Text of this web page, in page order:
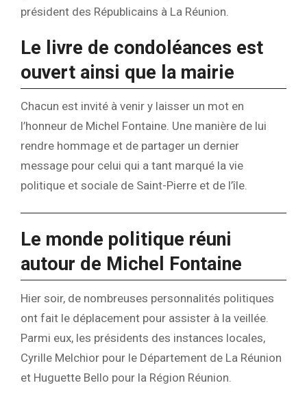
président des Républicains à La Réunion.
Le livre de condoléances est
ouvert ainsi que la mairie
Chacun est invité à venir y laisser un mot en
l’honneur de Michel Fontaine. Une manière de lui
rendre hommage et de partager un dernier
message pour celui qui a tant marqué la vie
politique et sociale de Saint-Pierre et de l’île.
Le monde politique réuni
autour de Michel Fontaine
Hier soir, de nombreuses personnalités politiques
ont fait le déplacement pour assister à la veillée.
Parmi eux, les présidents des instances locales,
Cyrille Melchior pour le Département de La Réunion
et Huguette Bello pour la Région Réunion.